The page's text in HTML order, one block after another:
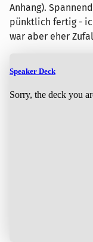
Anhang).
pünktlich fertig -
war aber eher